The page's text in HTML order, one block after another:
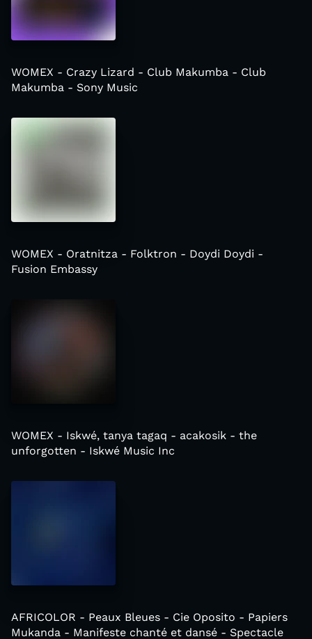
WOMEX - Crazy Lizard - Club Makumba - Club
Makumba - Sony Music
WOMEX - Oratnitza - Folktron - Doydi Doydi -
Fusion Embassy
WOMEX - Iskwé, tanya tagaq - acakosik - the
unforgotten - Iskwé Music Inc
AFRICOLOR - Peaux Bleues - Cie Oposito - Papiers
Mukanda - Manifeste chanté et dansé - Spectacle